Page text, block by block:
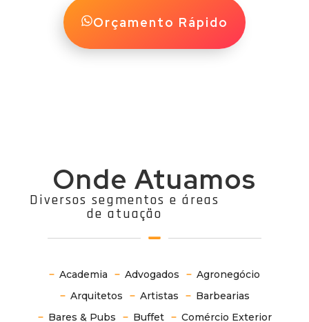
Orçamento Rápido
Onde Atuamos
Diversos segmentos e áreas
de atuação
Academia Advogados
Agronegócio
Arquitetos
Artistas
Barbearias
Bares & Pubs
Buffet Comércio Exterior